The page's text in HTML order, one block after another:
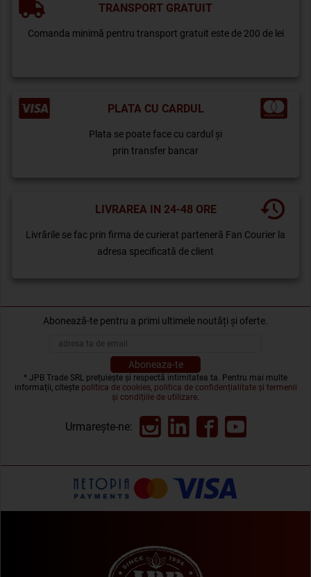
TRANSPORT GRATUIT
Comanda minimă pentru transport gratuit este de 200 de lei
PLATA CU CARDUL
Plata se poate face cu cardul și
prin transfer bancar
LIVRAREA IN 24-48 ORE
Livrările se fac prin firma de curierat parteneră Fan Courier la
adresa specificată de client
Abonează-te pentru a primi ultimele noutăți și oferte.
* JPB Trade SRL prețuiește și respectă intimitatea ta. Pentru mai multe
informații, citește politica de cookies, politica de confidențialitate și termenii
și condițiile de utilizare.
Urmarește-ne: